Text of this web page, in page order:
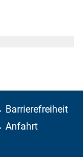
Barrierefreiheit
Anfahrt